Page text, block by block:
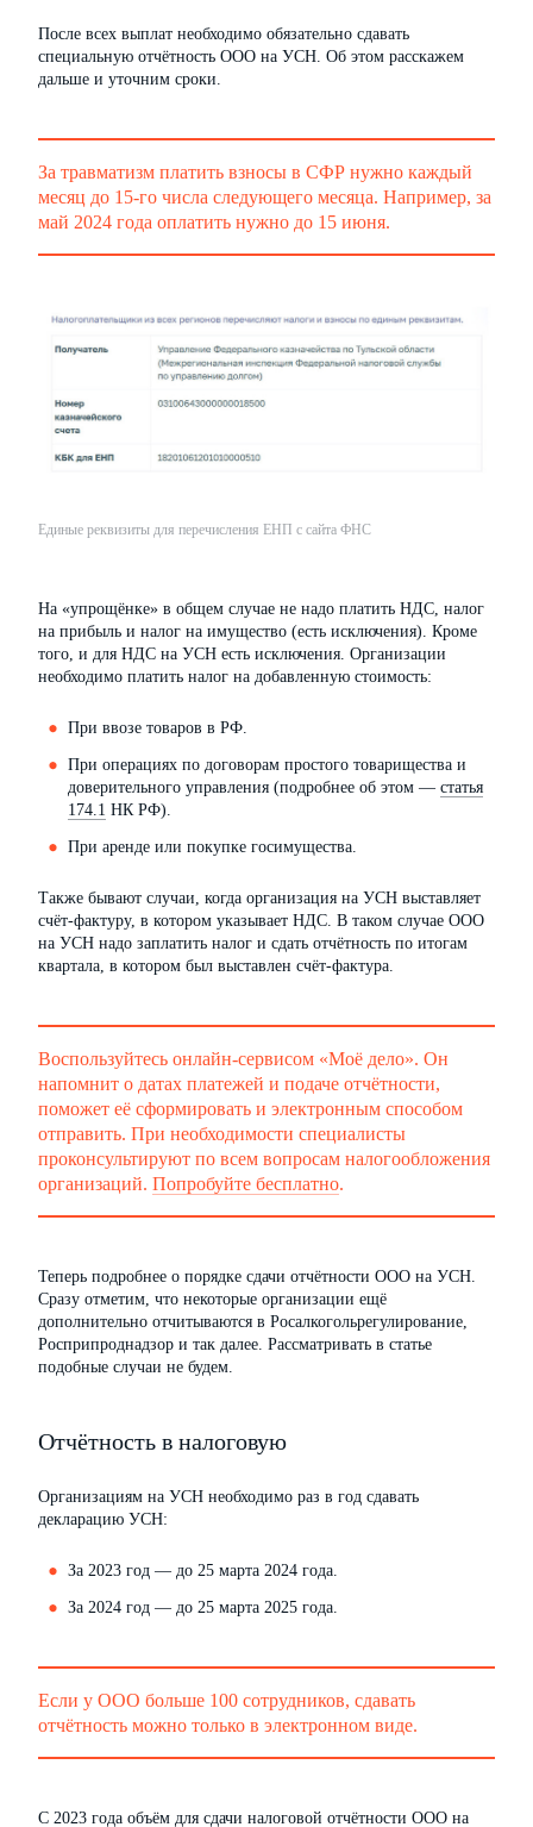
После всех выплат необходимо обязательно сдавать
специальную отчётность ООО на УСН. Об этом расскажем
дальше и уточним сроки.
За травматизм платить взносы в СФР нужно каждый
месяц до 15-го числа следующего месяца. Например, за
май 2024 года оплатить нужно до 15 июня.
Единые реквизиты для перечисления ЕНП с сайта ФНС
На «упрощёнке» в общем случае не надо платить НДС, налог
на прибыль и налог на имущество (есть исключения). Кроме
того, и для НДС на УСН есть исключения. Организации
необходимо платить налог на добавленную стоимость:
При ввозе товаров в РФ.
При операциях по договорам простого товарищества и
доверительного управления (подробнее об этом — статья
174.1 НК РФ).
При аренде или покупке госимущества.
Также бывают случаи, когда организация на УСН выставляет
счёт-фактуру, в котором указывает НДС. В таком случае ООО
на УСН надо заплатить налог и сдать отчётность по итогам
квартала, в котором был выставлен счёт-фактура.
Воспользуйтесь онлайн-сервисом «Моё дело». Он
напомнит о датах платежей и подаче отчётности,
поможет её сформировать и электронным способом
отправить. При необходимости специалисты
проконсультируют по всем вопросам налогообложения
организаций. Попробуйте бесплатно.
Теперь подробнее о порядке сдачи отчётности ООО на УСН.
Сразу отметим, что некоторые организации ещё
дополнительно отчитываются в Росалкогольрегулирование,
Росприпроднадзор и так далее. Рассматривать в статье
подобные случаи не будем.
Отчётность в налоговую
Организациям на УСН необходимо раз в год сдавать
декларацию УСН:
За 2023 год — до 25 марта 2024 года.
За 2024 год — до 25 марта 2025 года.
Если у ООО больше 100 сотрудников, сдавать
отчётность можно только в электронном виде.
С 2023 года объём для сдачи налоговой отчётности ООО на